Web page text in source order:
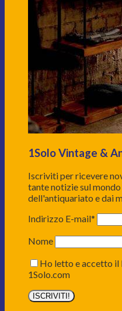
1Solo Vintage &
Iscriviti per ricevere
tante notizie sul
dell'antiquariato e dai
Indirizzo E-mail*
Nome
Ho letto e accetto il
1Solo.com